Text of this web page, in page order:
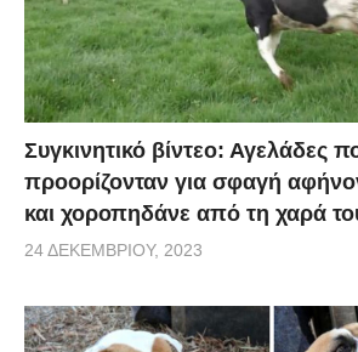
Συγκινητικό βίντεο: Αγελάδες
προορίζονταν για σφαγή
και χοροπηδάνε από τη χαρά
24 ΔΕΚΕΜΒΡΊΟΥ, 2023